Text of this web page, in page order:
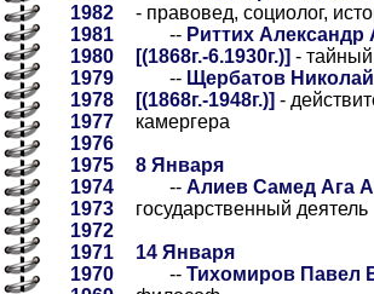
1982
1981
1980
1979
1978
1977
1976
1975
1974
1973
1972
1971
1970
- правовед, социолог,
-- Риттих Александр
[(1868г.-6.1930г.)] -
-- Щербатов
[(1868г.-1948г.)] -
камергера
8 Января
-- Алиев Самед Ага
государственный деятель
14 Января
-- Тихомиров Павел